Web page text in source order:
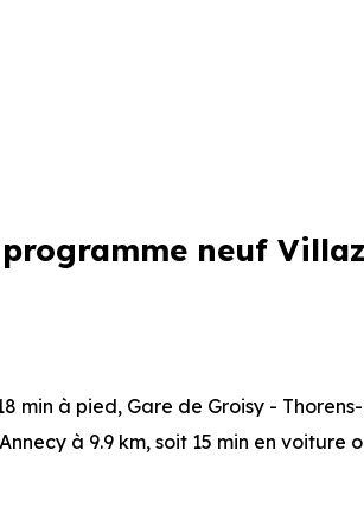
neuf Villaz
min à pied, Gare de Groisy -
à 9.9 km, soit 15 min en voiture